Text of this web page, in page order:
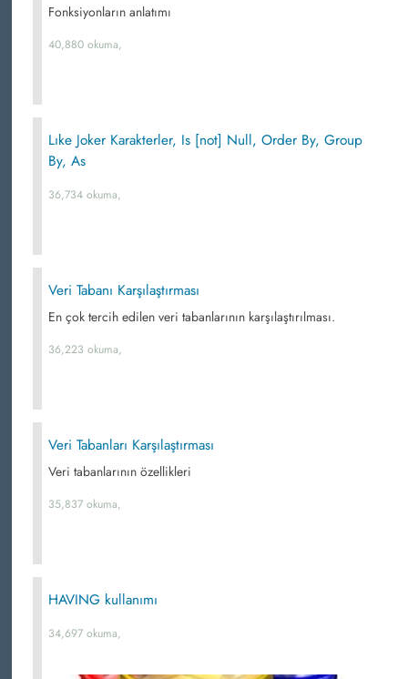
Fonksiyonların anlatımı
40,880 okuma,
Lıke Joker Karakterler, Is [not] Null, Order By, Group
By, As
36,734 okuma,
Veri Tabanı Karşılaştırması
En çok tercih edilen veri tabanlarının karşılaştırılması.
36,223 okuma,
Veri Tabanları Karşılaştırması
Veri tabanlarının özellikleri
35,837 okuma,
HAVING kullanımı
34,697 okuma,